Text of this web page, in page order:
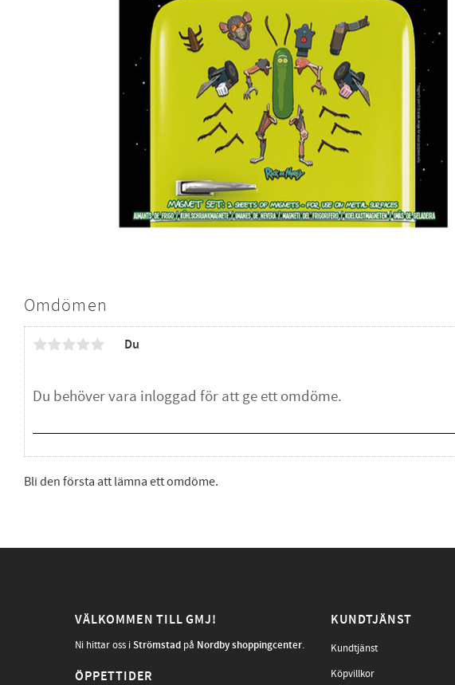
Omdömen
Du
Bli den första att lämna ett omdöme.
VÄLKOMMEN TILL GMJ!
Ni hittar oss iStrömstad på Nordby shoppingcenter.
ÖPPETTIDER
KUNDTJÄNST
Kundtjänst
Köpvillkor